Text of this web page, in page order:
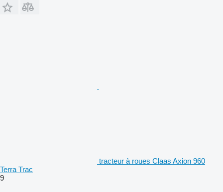
tracteur à roues Claas Axion 960
Terra Trac
9